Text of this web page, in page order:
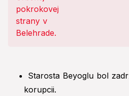
Starosta Beyoglu bol
korupcii.